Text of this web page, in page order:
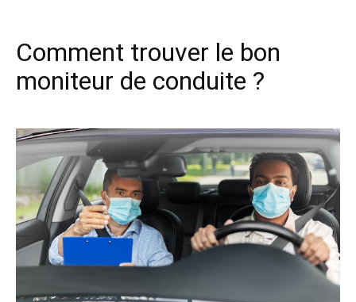
Comment trouver le bon
moniteur de conduite ?